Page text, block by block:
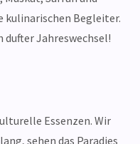
kulinarischen Begleiter.
dufter Jahreswechsel!
Essenzen. Wir
sehen das Paradies